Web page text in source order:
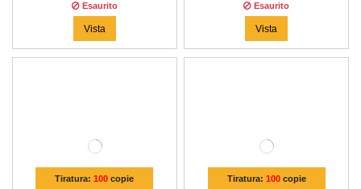
Esaurito
Vista
Esaurito
Vista
Tiratura:100 copie Tiratura: 100copie